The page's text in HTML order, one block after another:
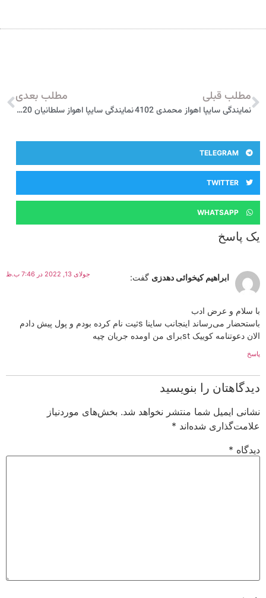
مطلب قبلی
نمایندگی سایپا اهواز محمدی 4102
مطلب بعدی
نمایندگی سایپا اهواز سلطانیان 4120
TELEGRAM
TWITTER
WHATSAPP
یک پاسخ
ابراهیم کیخوائی دهدزی گفت: جولای 13, 2022 در 7:46 ب.ظ
با سلام و عرض ادب
باستحضار می‌رساند اینجانب ساینا sثیت نام کرده بودم و پول پیش دادم
الان دعوتنامه کوییک stبرای من اومده جریان چیه
پاسخ
دیدگاهتان را بنویسید
نشانی ایمیل شما منتشر نخواهد شد. بخش‌های موردنیاز
علامت‌گذاری شده‌اند*
دیدگاه*